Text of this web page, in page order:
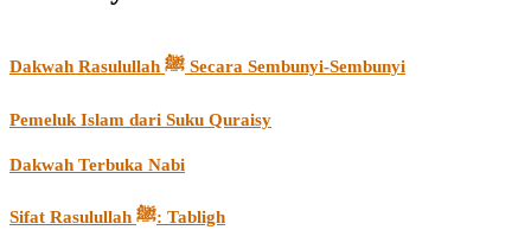
Dakwah Rasulullah ﷺ Secara Sembunyi-Sembunyi
Pemeluk Islam dari Suku Quraisy
Dakwah Terbuka Nabi
Sifat Rasulullah ﷺ: Tabligh